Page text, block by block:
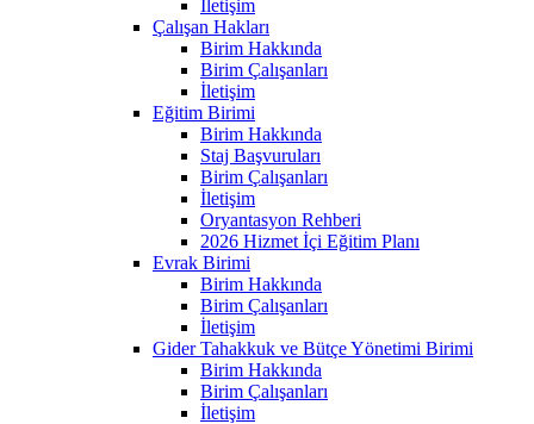
İletişim
Çalışan Hakları
Birim Hakkında
Birim Çalışanları
İletişim
Eğitim Birimi
Birim Hakkında
Staj Başvuruları
Birim Çalışanları
İletişim
Oryantasyon Rehberi
2026 Hizmet İçi Eğitim Planı
Evrak Birimi
Birim Hakkında
Birim Çalışanları
İletişim
Gider Tahakkuk ve Bütçe Yönetimi Birimi
Birim Hakkında
Birim Çalışanları
İletişim